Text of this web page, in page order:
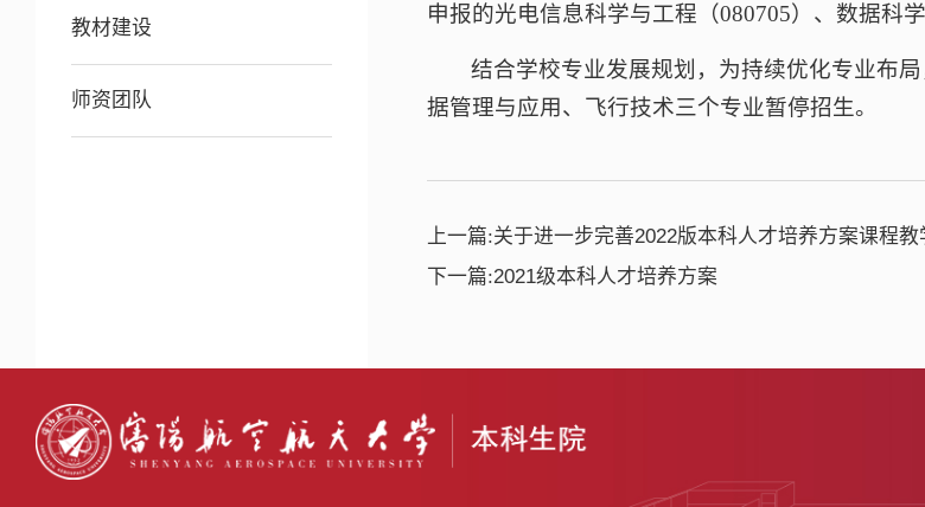
教材建设
师资团队
申报的光电信息科学与工程（080705）、数据科
结合学校专业发展规划，为持续优化专业布
据管理与应用、飞行技术三个专业暂停招生。
上一篇:关于进一步完善2022版本科人才培养方案课程教
下一篇:2021级本科人才培养方案